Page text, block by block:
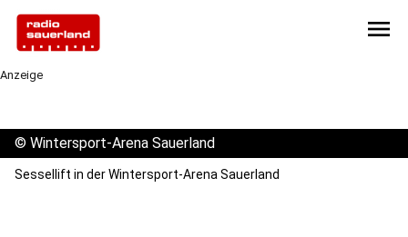
menu
Anzeige
© Wintersport-Arena Sauerland
Sessellift in der Wintersport-Arena Sauerland